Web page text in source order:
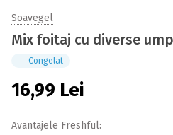
Soavegel
Mix foitaj cu diverse
Congelat
16,99 Lei
Avantajele Freshful: